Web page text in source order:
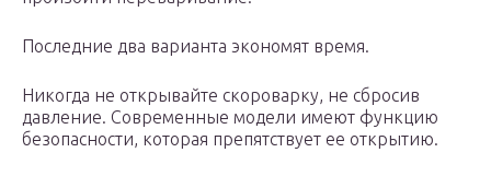
Последние два варианта экономят время.
Никогда не открывайте скороварку, не сбросив
давление. Современные модели имеют функцию
безопасности, которая препятствует ее открытию.